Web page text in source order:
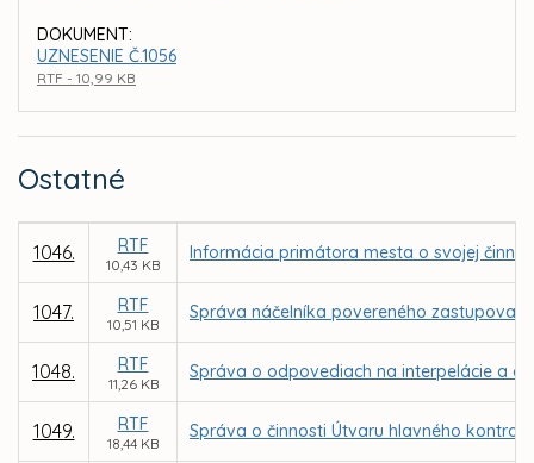
DOKUMENT:
UZNESENIE Č.1056
RTF - 10,99 KB
Ostatné
1046. RTF
10,43 KB
Informácia primátora mesta o svojej
1047. RTF
10,51 KB
Správa náčelníka povereného
1048. RTF
11,26 KB
Správa o odpovediach na interpelácie a
1049. RTF
18,44 KB
Správa o činnosti Útvaru hlavného